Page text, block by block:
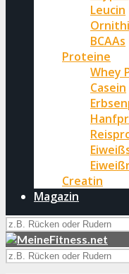
Leucin
BCAAs
Proteine
Whey
Casein
Creatin
Magazin